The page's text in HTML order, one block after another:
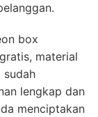
box
material
sudah
lengkap dan
menciptakan